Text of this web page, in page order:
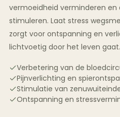
vermoeidheid verminderen en
stimuleren. Laat stress
zorgt voor ontspanning en
lichtvoetig door het leven gaat.
Verbetering van de
Pijnverlichting en
Stimulatie van
Ontspanning en